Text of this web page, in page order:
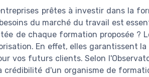
prêtes à investir dans la
du marché du travail est
de chaque formation proposée ?
En effet, elles garantissent
vos futurs clients. Selon
d'un organisme de